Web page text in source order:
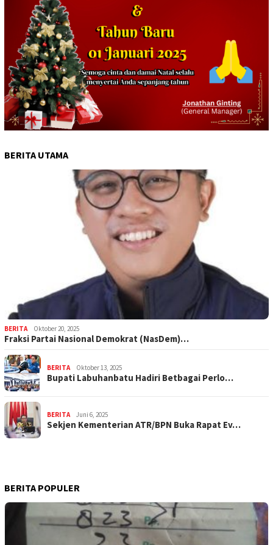
BERITA UTAMA
BERITA Oktober 20, 2025
Fraksi Partai Nasional Demokrat (NasDem)…
BERITA Oktober 13, 2025
Bupati Labuhanbatu Hadiri Betbagai Perlo…
BERITA Juni 6, 2025
Sekjen Kementerian ATR/BPN Buka Rapat Ev…
BERITA POPULER